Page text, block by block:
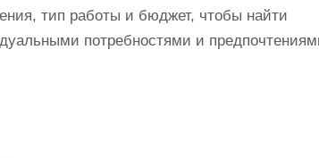
тип работы и бюджет, чтобы найти
потребностями и